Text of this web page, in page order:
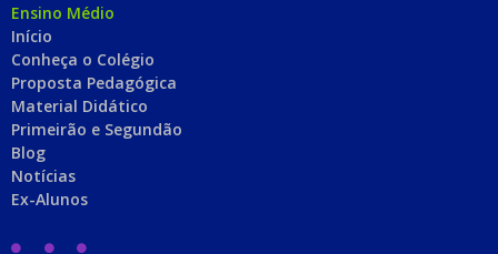
Ensino Médio
Início
Conheça o Colégio
Proposta Pedagógica
Material Didático
Primeirão e Segundão
Blog
Notícias
Ex-Alunos